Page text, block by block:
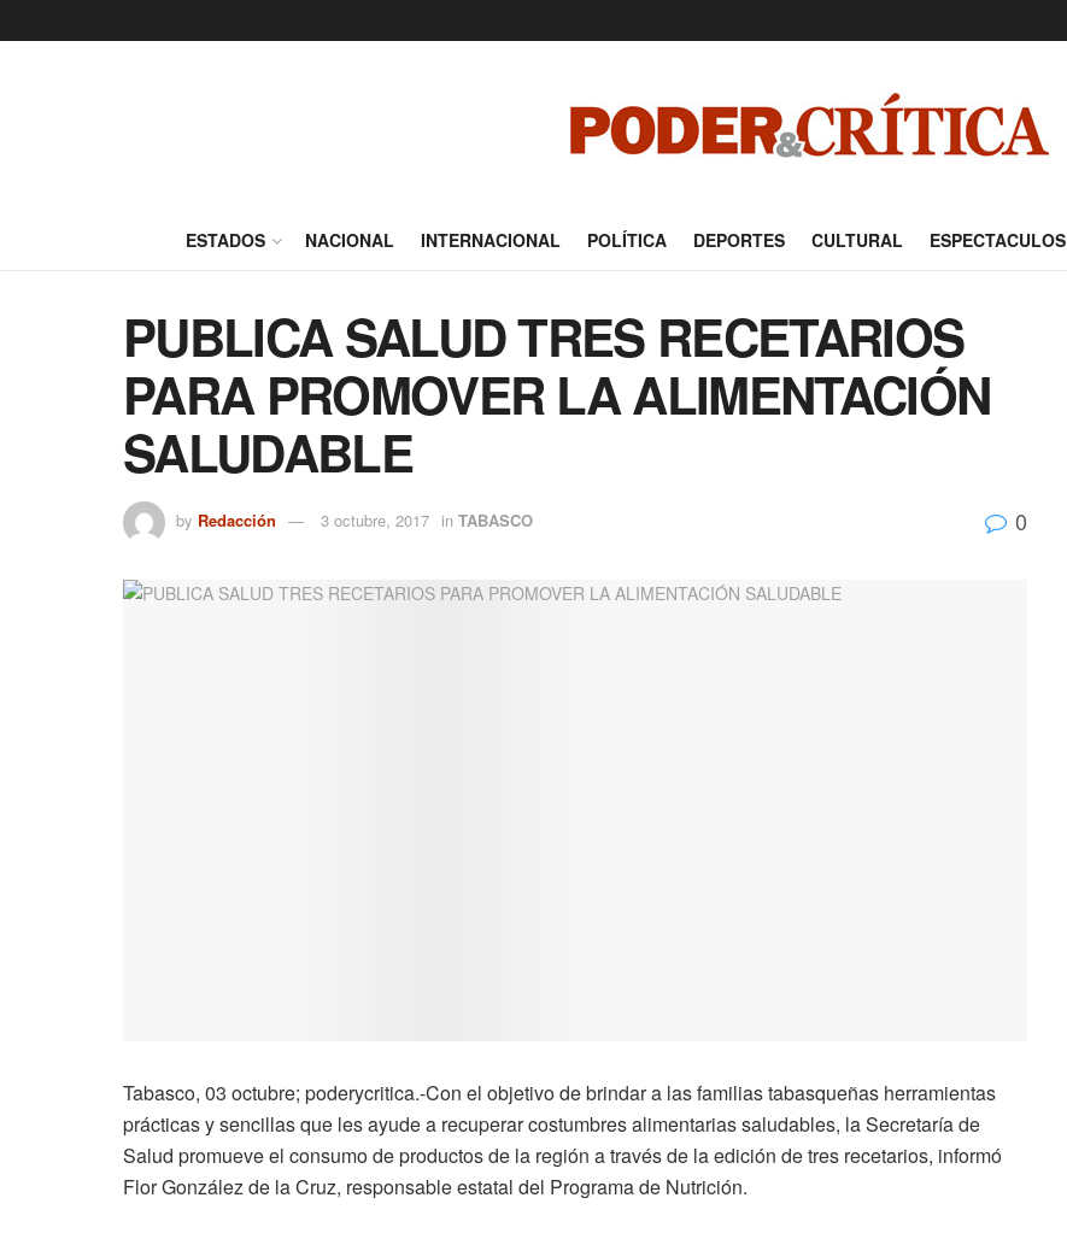
ESTADOS NACIONAL INTERNACIONAL POLÍTICA DEPORTES CULTURAL ESPECTACULOS
PUBLICA SALUD TRES RECETARIOS
PARA PROMOVER LA ALIMENTACIÓN
SALUDABLE
by Redacción 3 octubre, 2017 in TABASCO 0
Tabasco, 03 octubre; poderycritica.-Con el objetivo de brindar a las familias tabasqueñas herramientas
prácticas y sencillas que les ayude a recuperar costumbres alimentarias saludables, la Secretaría de
Salud promueve el consumo de productos de la región a través de la edición de tres recetarios, informó
Flor González de la Cruz, responsable estatal del Programa de Nutrición.